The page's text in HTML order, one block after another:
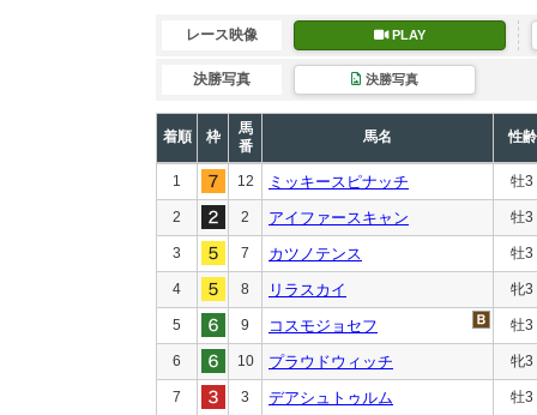
レース映像 PLAY
決勝写真 決勝写真
着順 枠
馬
番
馬名 性齢
1 12 ミッキースピナッチ 牡3
2 2 アイファースキャン 牡3
3 7 カツノテンス 牡3
4 8 リラスカイ 牝3
5 9 コスモジョセフ 牡3
6 10 プラウドウィッチ 牝3
7 3 デアシュトゥルム 牡3